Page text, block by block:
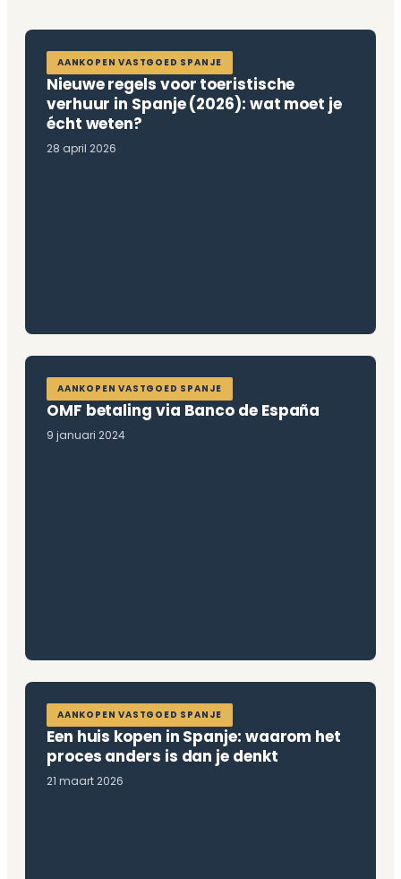
AANKOPEN VASTGOED SPANJE
Nieuwe regels voor toeristische
verhuur in Spanje (2026): wat moet je
écht weten?
28 april 2026
AANKOPEN VASTGOED SPANJE
OMF betaling via Banco de España
9 januari 2024
AANKOPEN VASTGOED SPANJE
Een huis kopen in Spanje: waarom het
proces anders is dan je denkt
21 maart 2026